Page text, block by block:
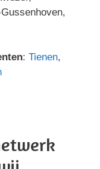
: Tienen,